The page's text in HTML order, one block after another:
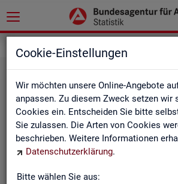
Cookie-Einstellungen
Wir möchten unsere Online-Angebote
anpassen. Zu diesem Zweck setzen wir
Cookies ein. Entscheiden Sie bitte
Sie zulassen. Die Arten von Cookies
beschrieben. Weitere Informationen
Datenschutzerklärung.
Bitte wählen Sie aus: